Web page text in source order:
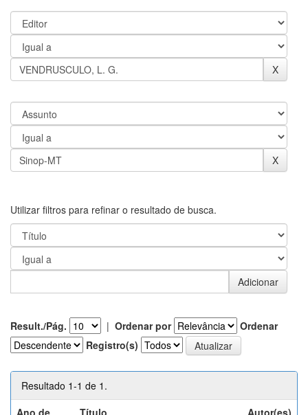
Utilizar filtros para refinar o resultado de busca.
Result./Pág. | Ordenar por
Ordenar
Registro(s)
Resultado 1-1 de 1.
Ano de
Título Autor(es)